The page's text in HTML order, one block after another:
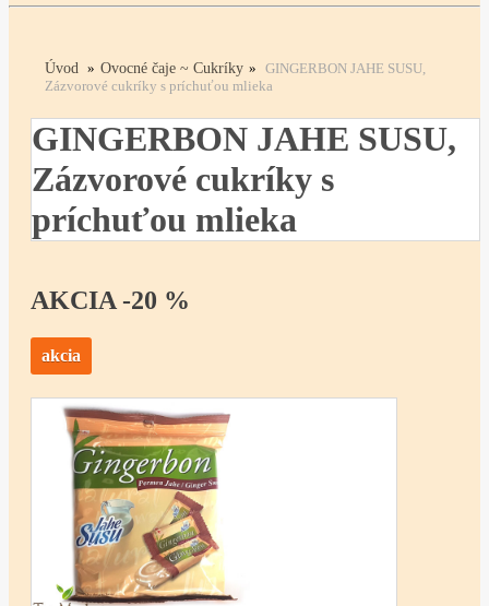
Úvod » Ovocné čaje ~ Cukríky » GINGERBON JAHE SUSU,
Zázvorové cukríky s príchuťou mlieka
GINGERBON JAHE SUSU,
Zázvorové cukríky s
príchuťou mlieka
AKCIA -20 %
akcia